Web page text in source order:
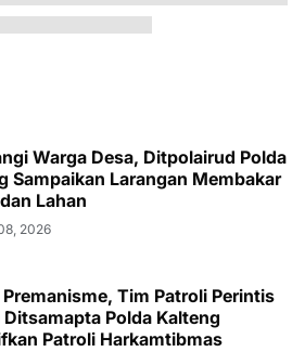
Warga Desa, Ditpolairud Polda
Sampaikan Larangan Membakar
Lahan
2026
Tim Patroli Perintis
Ditsamapta Polda Kalteng
Patroli Harkamtibmas